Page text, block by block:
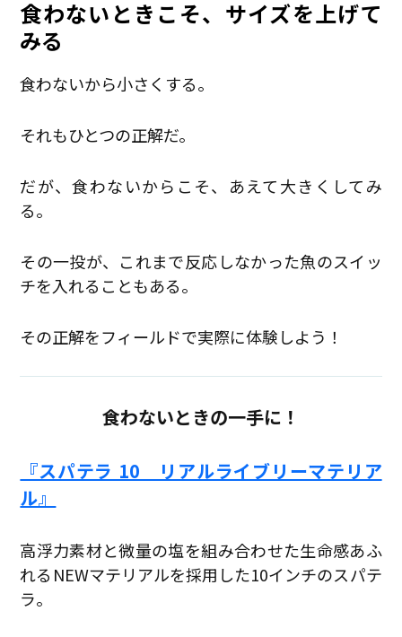
食わないときこそ、サイズを上げて
みる
食わないから小さくする。
それもひとつの正解だ。
だが、食わないからこそ、あえて大きくしてみ
る。
その一投が、これまで反応しなかった魚のスイッ
チを入れることもある。
その正解をフィールドで実際に体験しよう！
食わないときの一手に！
『スパテラ 10 リアルライブリーマテリア
ル』
高浮力素材と微量の塩を組み合わせた生命感あふ
れるNEWマテリアルを採用した10インチのスパテ
ラ。